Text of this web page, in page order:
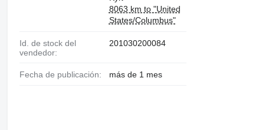
8063 km to "United
States/Columbus"
Id. de stock del
vendedor:
201030200084
Fecha de publicación: más de 1 mes